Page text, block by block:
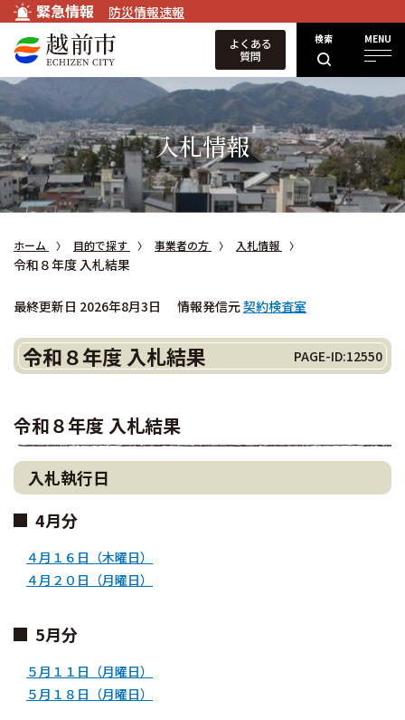
緊急情報 防災情報速報
検索 MENU
よくある
質問
入札情報
ホーム 目的で探す 事業者の方 入札情報
令和８年度 入札結果
最終更新日 2026年8月3日 情報発信元契約検査室
令和８年度 入札結果 PAGE-ID:12550
令和８年度 入札結果
入札執行日
4月分
４月１６日（木曜日）
４月２０日（月曜日）
5月分
５月１１日（月曜日）
５月１８日（月曜日）